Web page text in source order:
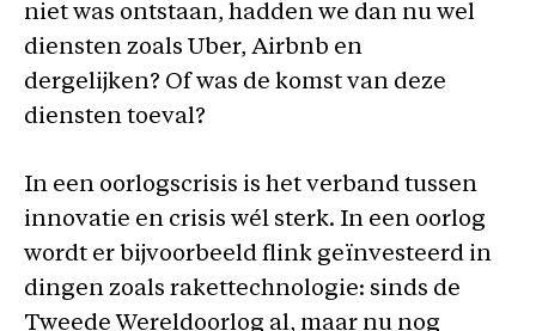
niet was ontstaan, hadden we dan nu wel
diensten zoals Uber, Airbnb en
dergelijken? Of was de komst van deze
diensten toeval?
In een oorlogscrisis is het verband tussen
innovatie en crisis wél sterk. In een oorlog
wordt er bijvoorbeeld flink geïnvesteerd in
dingen zoals rakettechnologie: sinds de
Tweede Wereldoorlog al, maar nu nog